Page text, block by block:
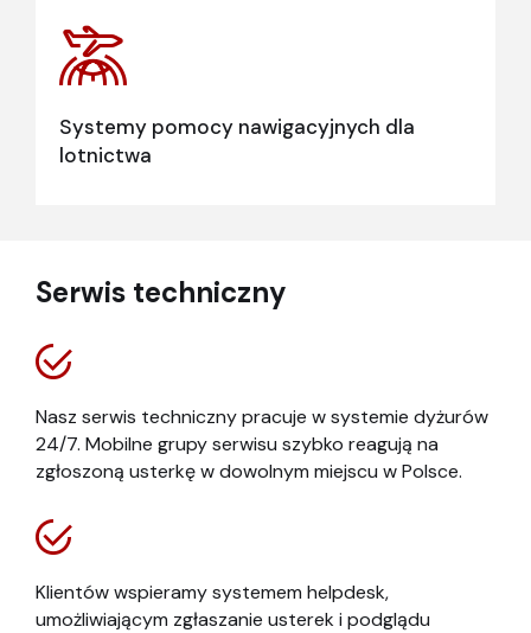
Systemy pomocy nawigacyjnych dla
lotnictwa
Serwis techniczny
Nasz serwis techniczny pracuje w systemie dyżurów
24/7. Mobilne grupy serwisu szybko reagują na
zgłoszoną usterkę w dowolnym miejscu w Polsce.
Klientów wspieramy systemem helpdesk,
umożliwiającym zgłaszanie usterek i podglądu